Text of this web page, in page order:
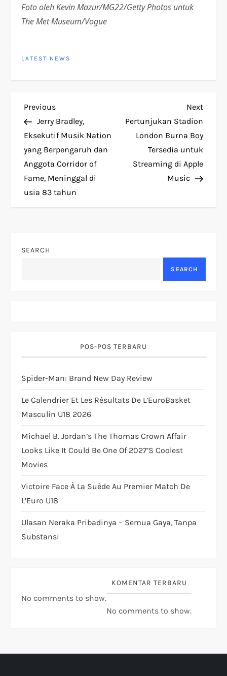
Foto oleh Kevin Mazur/MG22/Getty Photos untuk
The Met Museum/Vogue
LATEST NEWS
P
o
s
t
v
i
o
n
Previous
Post
Previous
Jerry Bradley,
Eksekutif Musik Nation
yang Berpengaruh dan
Anggota Corridor of
Fame, Meninggal di
usia 83 tahun
Next
Post
Next
Pertunjukan Stadion
London Burna Boy
Tersedia untuk
Streaming di Apple
Music
SEARCH
SEARCH
POS-POS TERBARU
Spider-Man: Brand New Day Review
Le Calendrier Et Les Résultats De L’EuroBasket
Masculin U18 2026
Michael B. Jordan’s The Thomas Crown Affair
Looks Like It Could Be One Of 2027’s Coolest
Movies
Victoire Face À La Suède Au Premier Match De
L’Euro U18
Ulasan Neraka Pribadinya – Semua Gaya, Tanpa
Substansi
No comments to show.
KOMENTAR TERBARU
No comments to show.